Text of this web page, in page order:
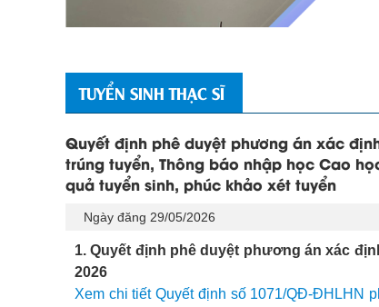
TUYỂN SINH THẠC SĨ
Quyết định phê duyệt phương án xác
trúng tuyển, Thông báo nhập học Cao
quả tuyển sinh, phúc khảo xét tuyển
Ngày đăng 29/05/2026
1. Quyết định phê duyệt phương án xác
2026
Xem chi tiết Quyết định số 1071/QĐ-ĐHLHN